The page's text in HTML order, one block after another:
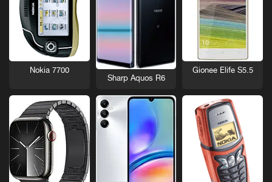
Gionee Elife S5.5
Sharp Aquos R6
Nokia 7700